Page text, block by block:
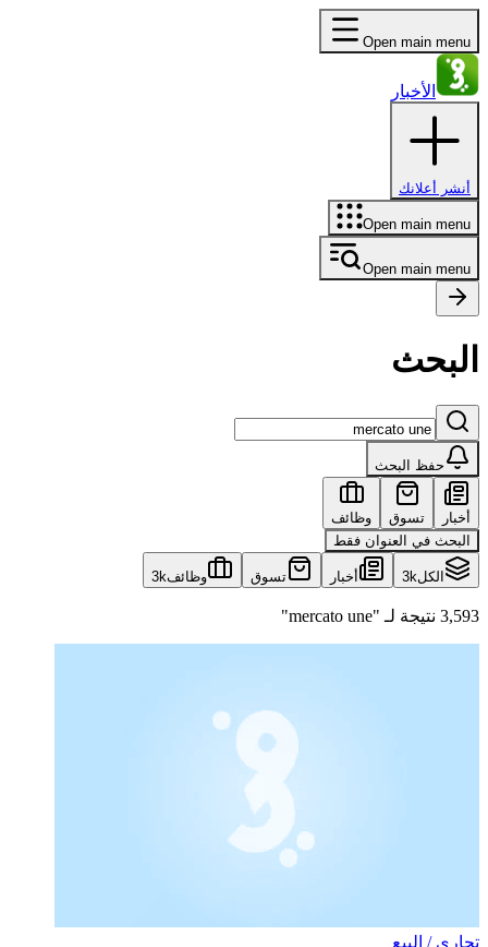
Open main menu
الأخبار
أنشر أعلانك
Open main menu
Open main menu
البحث
حفظ البحث
أخبار تسوق
وظائف
البحث في العنوان فقط
الكل3k أخبار تسوق وظائف3k
3,593 نتيجة لـ "mercato une"
تجاري / البيع